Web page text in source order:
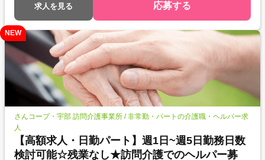
求人を見る 応募する
NEW
さんコープ・宇部 訪問介護事業所 / 非常勤・パートの介護職・ヘルパー求
人
【高額求人・日勤パート】週1日~週5日勤務日数
検討可能☆残業なし★訪問介護でのヘルパー募